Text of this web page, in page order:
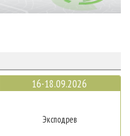
16-18.09.2026
Эксподрев